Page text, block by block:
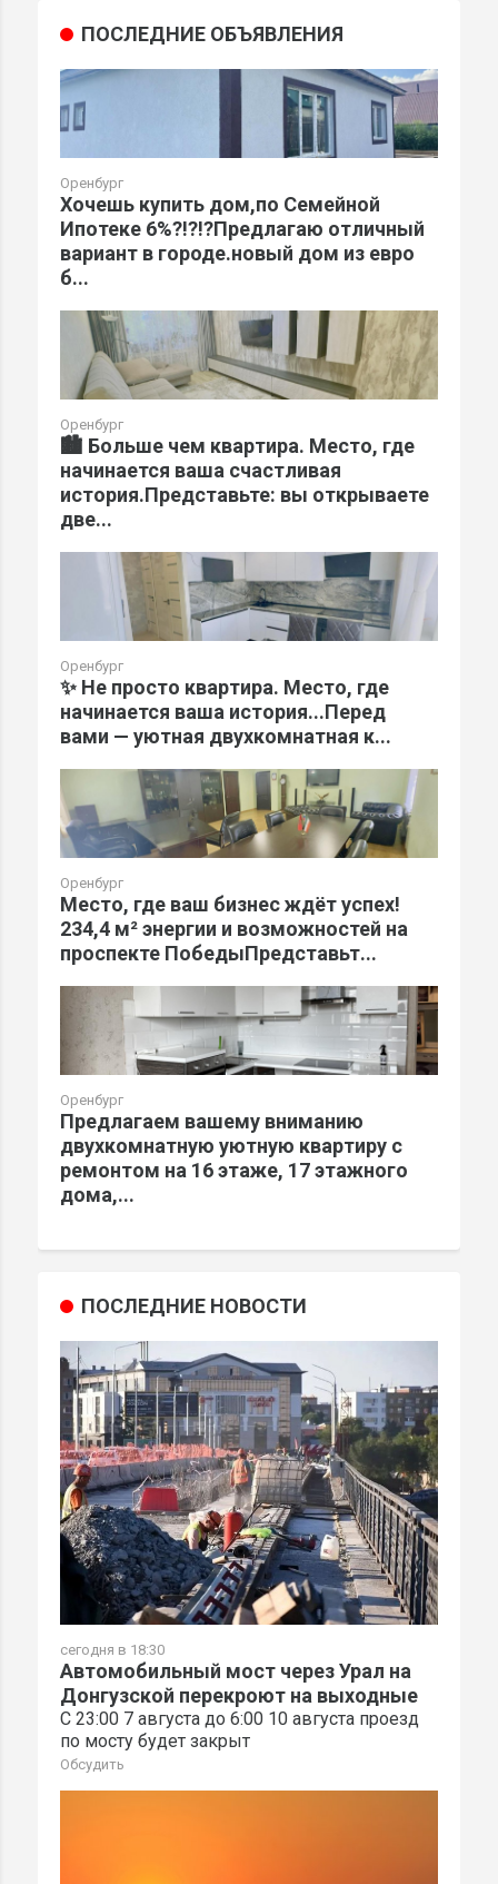
ПОСЛЕДНИЕ ОБЪЯВЛЕНИЯ
Оренбург
Хочешь купить дом,по Семейной
Ипотеке 6%?!?!?Предлагаю отличный
вариант в городе.новый дом из евро
б...
Оренбург
🏙️ Больше чем квартира. Место, где
начинается ваша счастливая
история.Представьте: вы открываете
две...
Оренбург
✨ Не просто квартира. Место, где
начинается ваша история...Перед
вами — уютная двухкомнатная к...
Оренбург
Место, где ваш бизнес ждёт успех!
234,4 м² энергии и возможностей на
проспекте ПобедыПредставьт...
Оренбург
Предлагаем вашему вниманию
двухкомнатную уютную квартиру с
ремонтом на 16 этаже, 17 этажного
дома,...
ПОСЛЕДНИЕ НОВОСТИ
сегодня в 18:30
Автомобильный мост через Урал на
Донгузской перекроют на выходные
С 23:00 7 августа до 6:00 10 августа проезд
по мосту будет закрыт
Обсудить